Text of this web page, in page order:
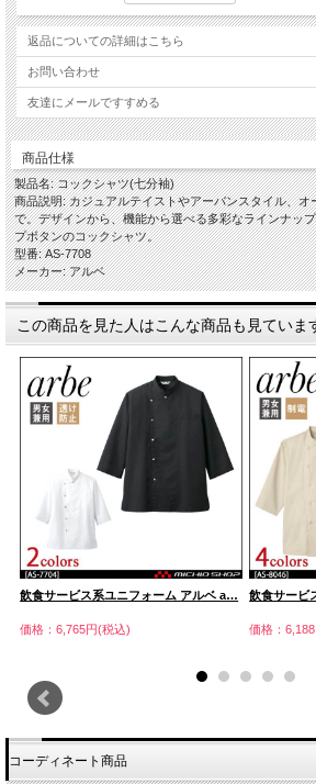
返品についての詳細はこちら
お問い合わせ
友達にメールですすめる
商品仕様
製品名: コックシャツ(七分袖)
商品説明: カジュアルテイストやアーバンスタイル、
で。デザインから、機能から選べる多彩なラインナッ
プボタンのコックシャツ。
型番: AS-7708
メーカー: アルベ
この商品を見た人はこんな商品も見ていま
飲食サービス系ユニフォーム アルベ a…
価格：6,765円(税込)
飲食サービ
価格：
コーディネート商品